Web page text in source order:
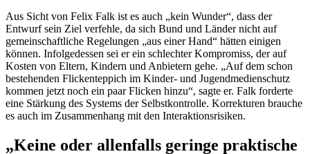
Aus Sicht von Felix Falk ist es auch „kein Wunder“, dass der
Entwurf sein Ziel verfehle, da sich Bund und Länder nicht auf
gemeinschaftliche Regelungen „aus einer Hand“ hätten einigen
können. Infolgedessen sei er ein schlechter Kompromiss, der auf
Kosten von Eltern, Kindern und Anbietern gehe. „Auf dem schon
bestehenden Flickenteppich im Kinder- und Jugendmedienschutz
kommen jetzt noch ein paar Flicken hinzu“, sagte er. Falk forderte
eine Stärkung des Systems der Selbstkontrolle. Korrekturen brauche
es auch im Zusammenhang mit den Interaktionsrisiken.
„Keine oder allenfalls geringe praktische